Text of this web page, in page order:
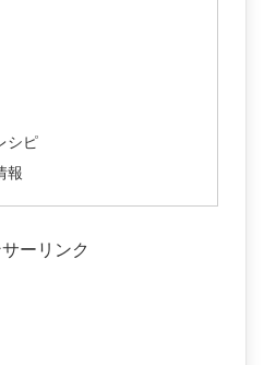
シピ
報
ーリンク